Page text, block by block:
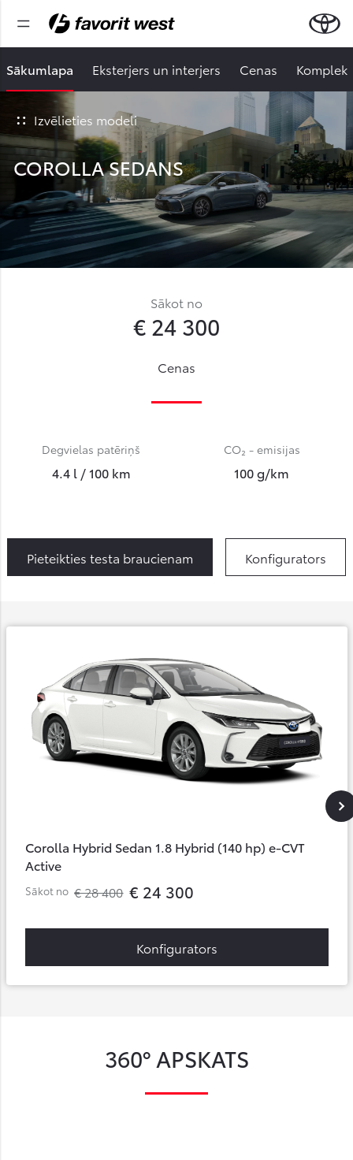
Sākumlapa Eksterjers un interjers Cenas
Izvēlieties modeli
COROLLA SEDANS
Sākot no
€ 24 300
Cenas
Degvielas patēriņš
4.4 l / 100 km
CO₂ - emisijas
100 g/km
Pieteikties testa braucienam Konfigurators
Corolla Hybrid Sedan 1.8 Hybrid (140 hp) e-CVT
Active
Sākot no € 28 400 € 24 300
Konfigurators
360° APSKATS